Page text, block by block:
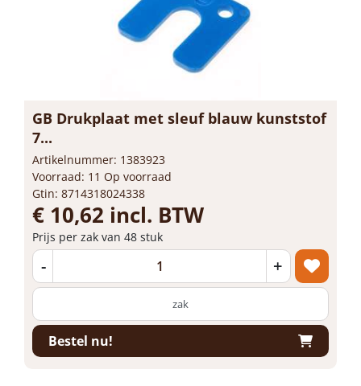
GB Drukplaat met sleuf blauw kunststof
7...
Artikelnummer: 1383923
Voorraad: 11 Op voorraad
Gtin: 8714318024338
€ 10,62 incl. BTW
Prijs per zak van 48 stuk
- +
zak
Bestel nu!